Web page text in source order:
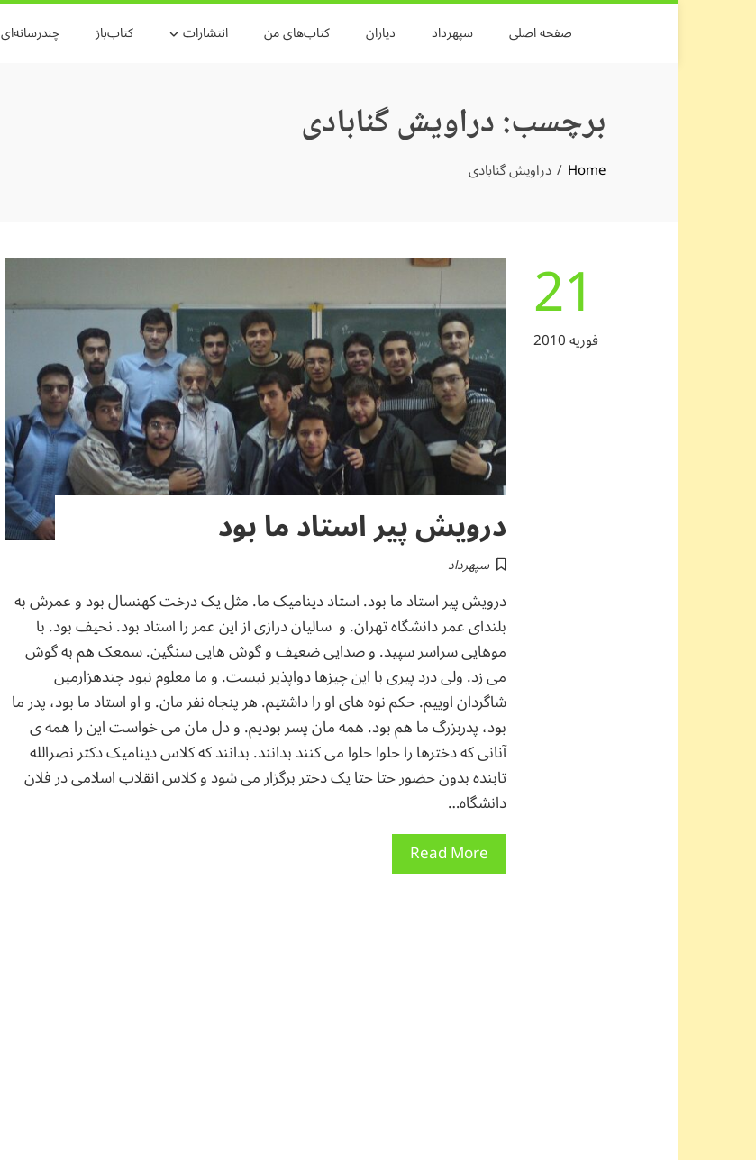
Skip
صفحه اصلی سپهرداد دیاران کتاب‌های من انتشارات کتاب‌باز چندرسانه‌ای
برچسب:دراویش گنابادی
Home دراویش گنابادی
21فوریه 2010
درویش پیر استاد ما بود
سپهرداد
درویش پیر استاد ما بود. استاد دینامیک ما. مثل یک درخت کهنسال بود و عمرش به
بلندای عمر دانشگاه تهران. و سالیان درازی از این عمر را استاد بود. نحیف بود. با
موهایی سراسر سپید. و صدایی ضعیف و گوش هایی سنگین. سمعک هم به گوش
می زد. ولی درد پیری با این چیزها دواپذیر نیست. و ما معلوم نبود چندهزارمین
شاگردان اوییم. حکم نوه های او را داشتیم. هر پنجاه نفر مان. و او استاد ما بود، پدر ما
بود، پدربزرگ ما هم بود. همه مان پسر بودیم. و دل مان می خواست این را همه ی
آنانی که دخترها را حلوا حلوا می کنند بدانند. بدانند که کلاس دینامیک دکتر نصرالله
تابنده بدون حضور حتا حتا یک دختر برگزار می شود و کلاس انقلاب اسلامی در فلان
دانشگاه…
Read More